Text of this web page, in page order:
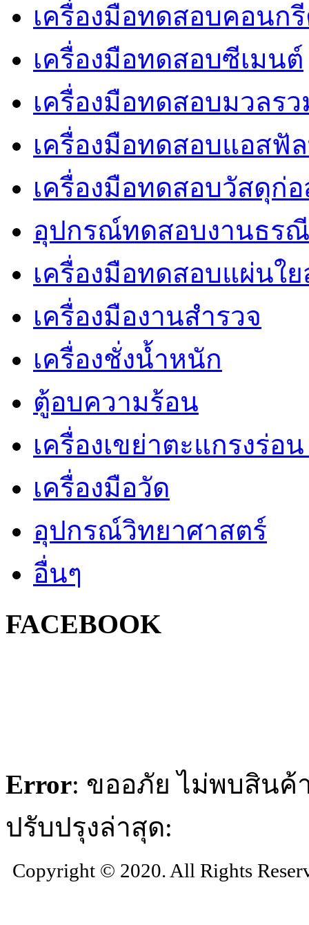
เครื่องมือทดสอบคอนก
เครื่องมือทดสอบซีเมนต์
เครื่องมือทดสอบมวลร
เครื่องมือทดสอบแอสฟั
เครื่องมือทดสอบวัสดุก่อ
อุปกรณ์ทดสอบงานธรณี
เครื่องมือทดสอบแผ่นใย
เครื่องมืองานสำรวจ
เครื่องชั่งน้ำหนัก
ตู้อบความร้อน
เครื่องเขย่าตะแกรงร่อ
เครื่องมือวัด
อุปกรณ์วิทยาศาสตร์
อื่นๆ
FACEBOOK
Error: ขออภัย ไม่พบสิน
ปรับปรุงล่าสุด:
Copyright © 2020. All Rights